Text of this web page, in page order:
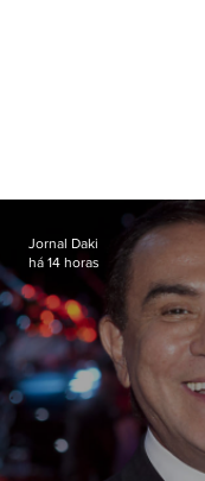
Jornal Daki
há 14 horas